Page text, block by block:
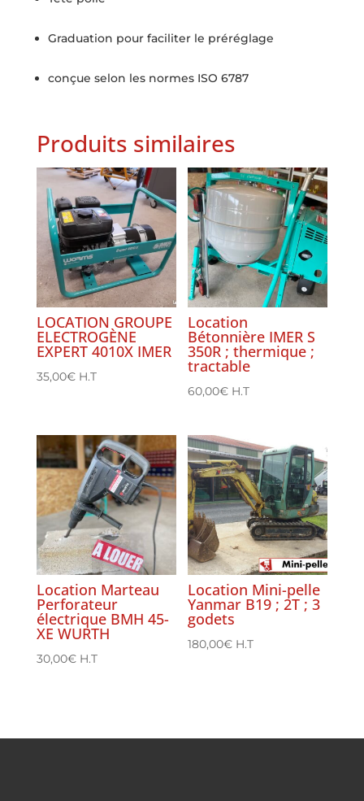
Graduation pour faciliter le préréglage
conçue selon les normes ISO 6787
Produits similaires
LOCATION GROUPE
ELECTROGÈNE
EXPERT 4010X IMER
35,00€ H.T
Location
Bétonnière IMER S
350R ; thermique ;
tractable
60,00€ H.T
Location Marteau
Perforateur
électrique BMH 45-
XE WURTH
30,00€ H.T
Location Mini-pelle
Yanmar B19 ; 2T ; 3
godets
180,00€ H.T